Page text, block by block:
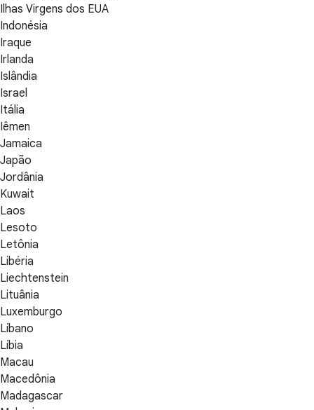
Ilhas Virgens dos EUA
Indonésia
Iraque
Irlanda
Islândia
Israel
Itália
Iêmen
Jamaica
Japão
Jordânia
Kuwait
Laos
Lesoto
Letônia
Libéria
Liechtenstein
Lituânia
Luxemburgo
Líbano
Líbia
Macau
Macedônia
Madagascar